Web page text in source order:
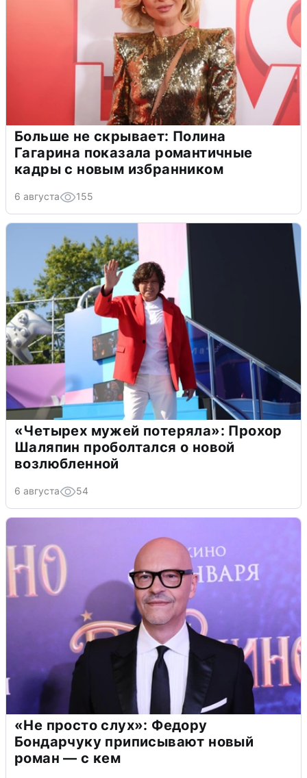
Больше не скрывает: Полина
Гагарина показала романтичные
кадры с новым избранником
6 августа 155
«Четырех мужей потеряла»: Прохор
Шаляпин проболтался о новой
возлюбленной
6 августа 54
«Не просто слух»: Федору
Бондарчуку приписывают новый
роман — с кем